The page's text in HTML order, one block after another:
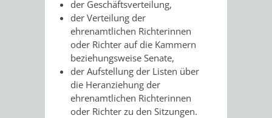
der Geschäftsverteilung,
der Verteilung der
ehrenamtlichen Richterinnen
oder Richter auf die Kammern
beziehungsweise Senate,
der Aufstellung der Listen über
die Heranziehung der
ehrenamtlichen Richterinnen
oder Richter zu den Sitzungen.